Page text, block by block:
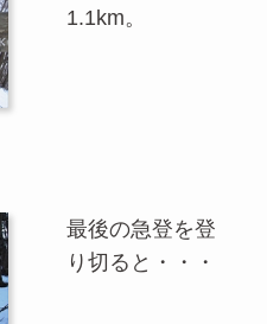
1.1km。
最後の急登を登
り切ると・・・